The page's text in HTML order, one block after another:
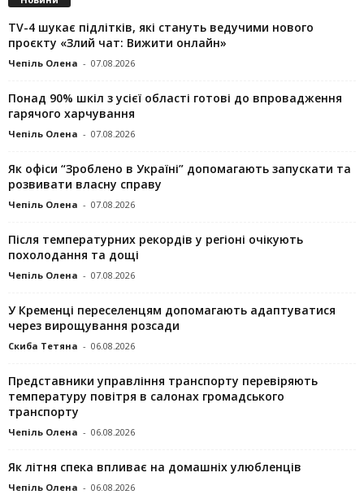
TV-4 шукає підлітків, які стануть ведучими нового
проєкту «Злий чат: Вижити онлайн»
Чепіль Олена - 07.08.2026
Понад 90% шкіл з усієї області готові до впровадження
гарячого харчування
Чепіль Олена - 07.08.2026
Як офіси “Зроблено в Україні” допомагають запускaти та
розвивати власну справу
Чепіль Олена - 07.08.2026
Після температурних рекордів у регіоні очікують
похолодання та дощі
Чепіль Олена - 07.08.2026
У Кременці переселенцям допомагають адаптуватися
через вирощування розсади
Скиба Тетяна - 06.08.2026
Представники управління транспорту перевіряють
температуру повітря в салонах громадського
транспорту
Чепіль Олена - 06.08.2026
Як літня спека впливає на домашніх улюбленців
Чепіль Олена - 06.08.2026